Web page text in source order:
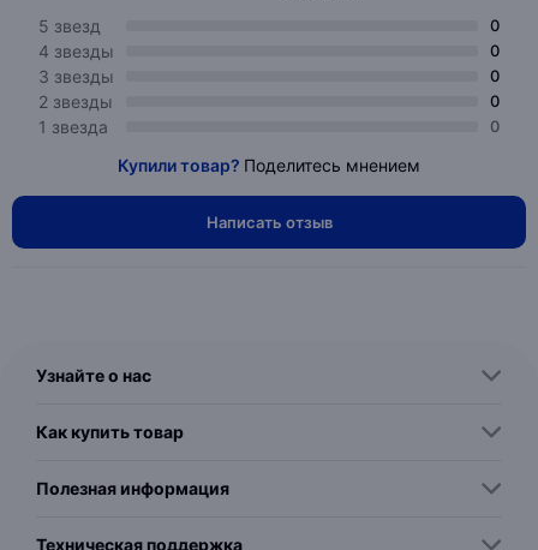
5 звезд
0
4 звезды 0
3 звезды 0
2 звезды 0
1 звезда 0
Купили товар? Поделитесь мнением
Написать отзыв
Узнайте о нас
Как купить товар
Полезная информация
Техническая поддержка